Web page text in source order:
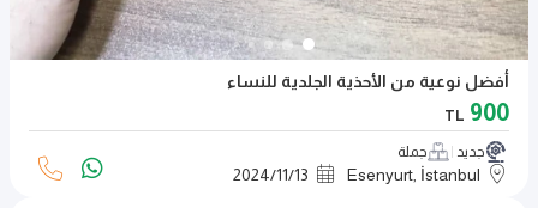
أفضل نوعية من الأحذية الجلدية للنساء
900
TL
جديد جملة
Esenyurt, İstanbul
2024/11/13